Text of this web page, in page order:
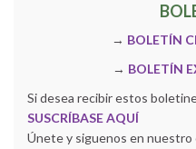
→ BOLETÍN
→ BOLETÍN
Si desea recibir estos
SUSCRÍBASE AQUÍ
Únete y siguenos en